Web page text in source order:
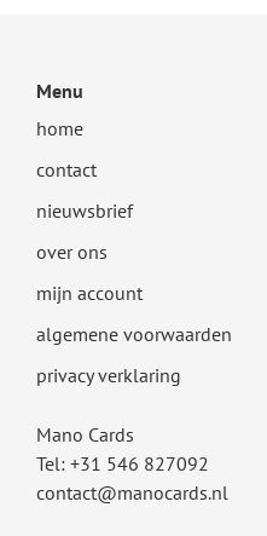
Menu
home
contact
nieuwsbrief
over ons
mijn account
algemene voorwaarden
privacy verklaring
Mano Cards
Tel: +31 546 827092
contact@manocards.nl